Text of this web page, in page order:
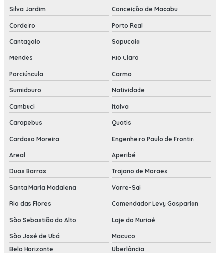
Silva Jardim Conceição de Macabu
Cordeiro Porto Real
Cantagalo Sapucaia
Mendes Rio Claro
Porciúncula Carmo
Sumidouro Natividade
Cambuci Italva
Carapebus Quatis
Cardoso Moreira Engenheiro Paulo de Frontin
Areal Aperibé
Duas Barras Trajano de Moraes
Santa Maria Madalena Varre-Sai
Rio das Flores Comendador Levy Gasparian
São Sebastião do Alto Laje do Muriaé
São José de Ubá
Macuco
Belo Horizonte
Uberlândia